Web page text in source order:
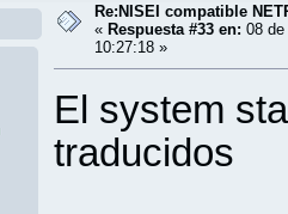
Re:NISEI compatible
« Respuesta #33 en: 08 de
10:27:18 »
El system
traducidos